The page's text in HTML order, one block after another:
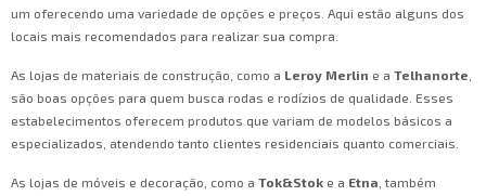
um oferecendo uma variedade de opções e preços. Aqui estão alguns dos
locais mais recomendados para realizar sua compra.
As lojas de materiais de construção, como a Leroy Merlin e a Telhanorte
são boas opções para quem busca rodas e rodízios de qualidade. Esses
estabelecimentos oferecem produtos que variam de modelos básicos a
especializados, atendendo tanto clientes residenciais quanto comerciais.
As lojas de móveis e decoração, como a Tok&Stok e a Etna , também